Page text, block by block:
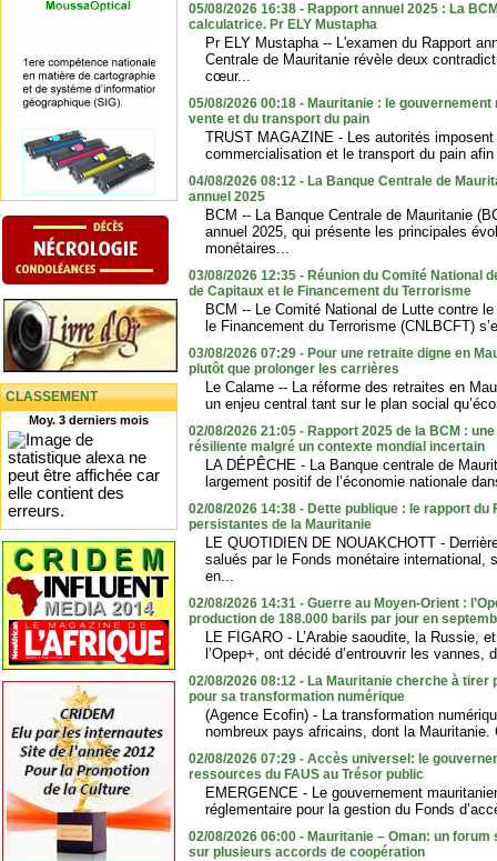
CLASSEMENT
Moy. 3 derniers mois
05/08/2026 16:38 - Rapport annuel 2025 : La
calculatrice. Pr ELY Mustapha
Pr ELY Mustapha -- L'examen du Rapport
Centrale de Mauritanie révèle deux
cœur...
05/08/2026 00:18 - Mauritanie : le
vente et du transport du pain
TRUST MAGAZINE - Les autorités
commercialisation et le transport du pain afin
04/08/2026 08:12 - La Banque Centrale de
annuel 2025
BCM -- La Banque Centrale de Mauritanie
annuel 2025, qui présente les principales
monétaires...
03/08/2026 12:35 - Réunion du Comité National
de Capitaux et le Financement du Terrorisme
BCM -- Le Comité National de Lutte contre
le Financement du Terrorisme (CNLBCFT)
03/08/2026 07:29 - Pour une retraite digne en
plutôt que prolonger les carrières
Le Calame -- La réforme des retraites en
un enjeu central tant sur le plan social
02/08/2026 21:05 - Rapport 2025 de la BCM :
résiliente malgré un contexte mondial incertain
LA DÉPÊCHE - La Banque centrale de
largement positif de l’économie nationale
02/08/2026 14:38 - Dette publique : le rapport du
persistantes de la Mauritanie
LE QUOTIDIEN DE NOUAKCHOTT -
salués par le Fonds monétaire international,
en...
02/08/2026 14:31 - Guerre au Moyen-Orient :
production de 188.000 barils par jour en
LE FIGARO - L’Arabie saoudite, la Russie,
l’Opep+, ont décidé d’entrouvrir les
02/08/2026 08:12 - La Mauritanie cherche à tirer
pour sa transformation numérique
(Agence Ecofin) - La transformation
nombreux pays africains, dont la
02/08/2026 07:29 - Accès universel: le
ressources du FAUS au Trésor public
EMERGENCE - Le gouvernement
réglementaire pour la gestion du Fonds
02/08/2026 06:00 - Mauritanie – Oman: un
sur plusieurs accords de coopération